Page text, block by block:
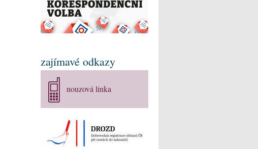
zajímavé odkazy
nouzová linka